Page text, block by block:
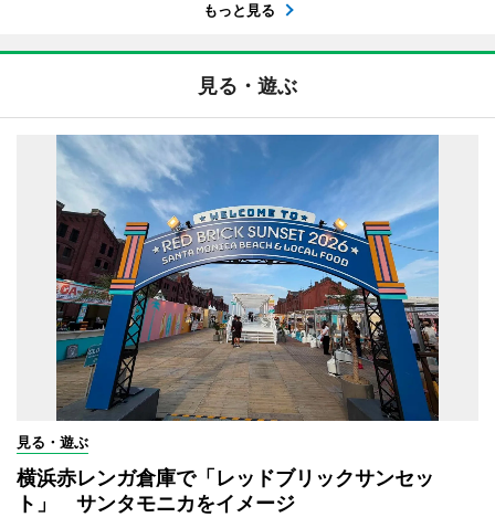
もっと見る
見る・遊ぶ
見る・遊ぶ
横浜赤レンガ倉庫で「レッドブリックサンセッ
ト」 サンタモニカをイメージ